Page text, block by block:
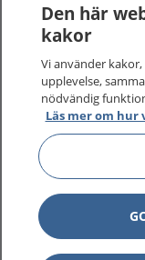
1177–
På 1177.se får
sjukdomar och
Logga in för att
vårdärenden.
Den här
kakor
Vi använder
upplevelse,
nödvändig
Läs mer om hur